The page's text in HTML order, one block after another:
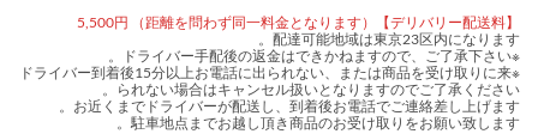
【デリバリー配送料】5,500円 （距離を問わず同一料金となります）
配達可能地域は東京23区内になります。
※ドライバー手配後の返金はできかねますので、ご了承下さい。
※ドライバー到着後15分以上お電話に出られない、または商品を受け取りに来
られない場合はキャンセル扱いとなりますのでご了承ください。
お近くまでドライバーが配送し、到着後お電話でご連絡差し上げます。
駐車地点までお越し頂き商品のお受け取りをお願い致します。